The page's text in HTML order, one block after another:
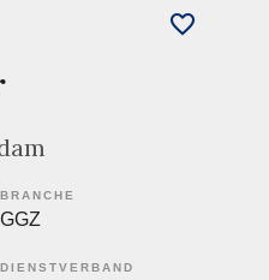
BRANCHE
GGZ
DIENSTVERBAND